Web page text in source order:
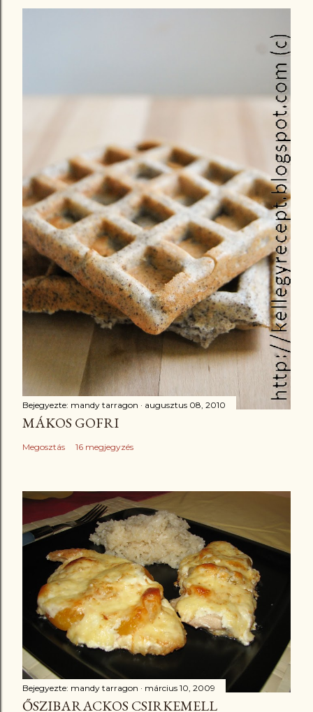
Bejegyezte: mandy tarragon augusztus 08, 2010
MÁKOS GOFRI
Megosztás 16 megjegyzés
Bejegyezte: mandy tarragon március 10, 2009
ŐSZIBARACKOS CSIRKEMELL